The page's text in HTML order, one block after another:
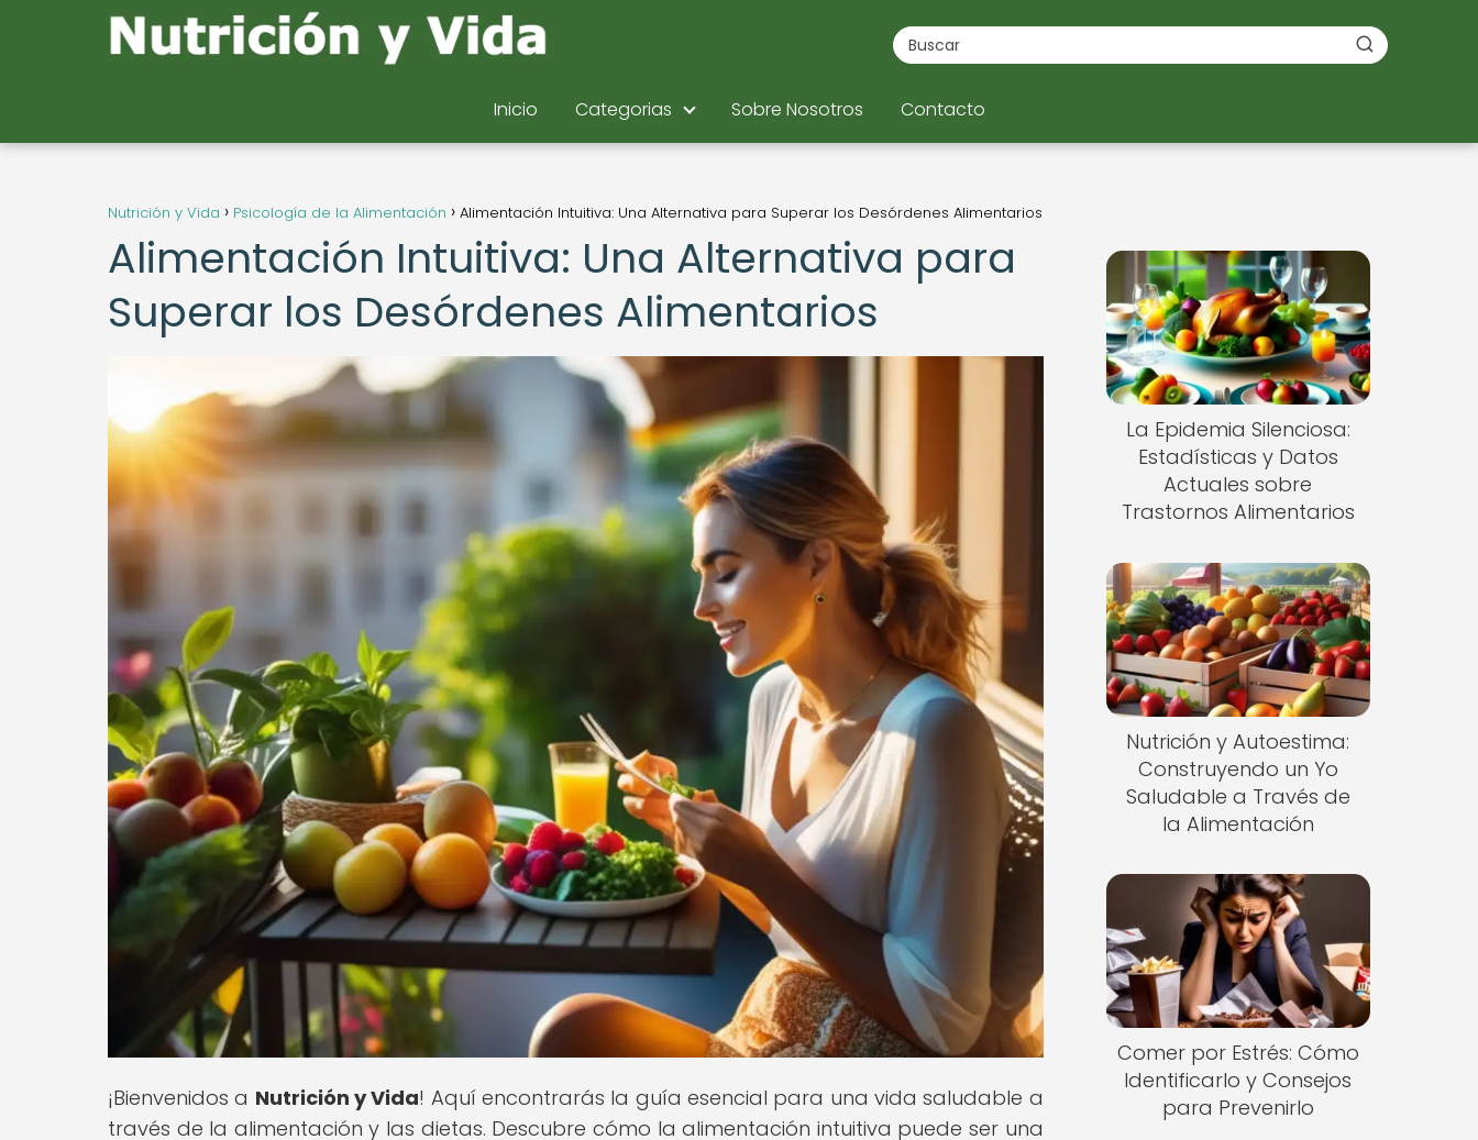
Inicio Categorias Sobre Nosotros Contacto
Nutrición y Vida Psicología de la Alimentación Alimentación Intuitiva: Una Alternativa para Superar los Desórdenes Alimentarios
Alimentación Intuitiva: Una Alternativa para
Superar los Desórdenes Alimentarios
¡Bienvenidos a Nutrición y Vida! Aquí encontrarás la guía esencial para una vida saludable a
través de la alimentación y las dietas. Descubre cómo la alimentación intuitiva puede ser una
La Epidemia Silenciosa:
Estadísticas y Datos
Actuales sobre
Trastornos Alimentarios
Nutrición y Autoestima:
Construyendo un Yo
Saludable a Través de
la Alimentación
Comer por Estrés: Cómo
Identificarlo y Consejos
para Prevenirlo